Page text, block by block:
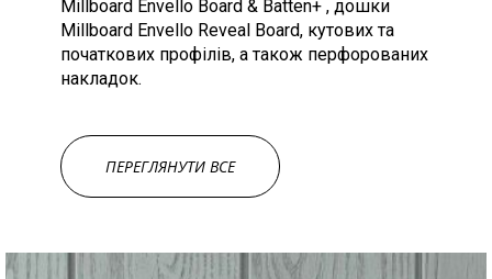
Millboard Envello Board & Batten+ , дошки
Millboard Envello Reveal Board, кутових та
початкових профілів, а також перфорованих
накладок.
ПЕРЕГЛЯНУТИ ВСЕ